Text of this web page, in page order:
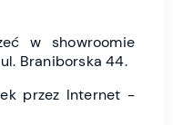
w showroomie
ul. Braniborska 44.
przez Internet -